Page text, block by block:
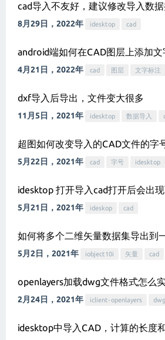
cad导入不友好，建议修改导入数
8月29日，2022年 idesktop cad
android端如何在CAD图层上添加文
4月21日，2022年 cad 图层 文字标注
dxf导入后导出，文件变大很多
11月5日，2021年 idesktop 数据导入
超图如何改变导入的CAD文件的字
5月22日，2021年 cad 字号 idesktop
idesktop 打开导入cad打开后会出
5月21日，2021年 ideskop cad
如何将多个二维矢量数据集导出到
5月2日，2021年 iobject10i 矢量 cad
openlayers加载dwg文件格式怎么
2月24日，2021年 iclient-openlayers dwg
idesktop中导入CAD，计算的长度